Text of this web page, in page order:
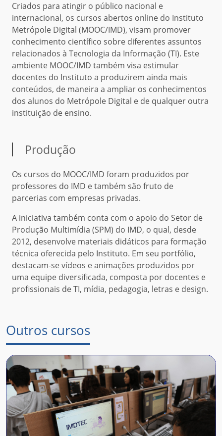
Criados para atingir o público nacional e
internacional, os cursos abertos online do Instituto
Metrópole Digital (MOOC/IMD), visam promover
conhecimento científico sobre diferentes assuntos
relacionados à Tecnologia da Informação (TI). Este
ambiente MOOC/IMD também visa estimular
docentes do Instituto a produzirem ainda mais
conteúdos, de maneira a ampliar os conhecimentos
dos alunos do Metrópole Digital e de qualquer outra
instituição de ensino.
Produção
Os cursos do MOOC/IMD foram produzidos por
professores do IMD e também são fruto de
parcerias com empresas privadas.
A iniciativa também conta com o apoio do Setor de
Produção Multimídia (SPM) do IMD, o qual, desde
2012, desenvolve materiais didáticos para formação
técnica oferecida pelo Instituto. Em seu portfólio,
destacam-se vídeos e animações produzidos por
uma equipe diversificada, composta por docentes e
profissionais de TI, mídia, pedagogia, letras e design.
Outros cursos